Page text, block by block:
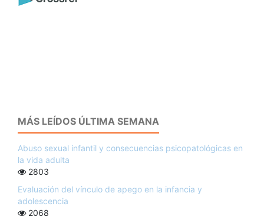
MÁS LEÍDOS ÚLTIMA SEMANA
Abuso sexual infantil y consecuencias psicopatológicas en
la vida adulta
2803
Evaluación del vínculo de apego en la infancia y
adolescencia
2068